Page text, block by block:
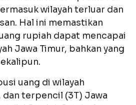
wilayah terluar dan
Hal ini memastikan
rupiah dapat mencapai
Jawa Timur, bahkan yang
uang di wilayah
terpencil (3T) Jawa